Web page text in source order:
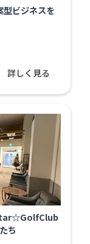
型ビジネスを
詳しく見る
ち